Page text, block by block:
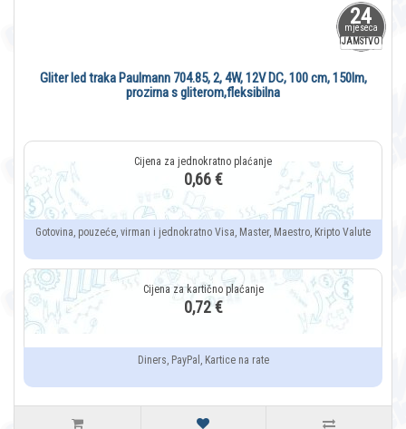
24
mjeseca
JAMSTVO
Gliter led traka Paulmann 704.85, 2, 4W, 12V DC, 100 cm, 150lm,
prozirna s gliterom,fleksibilna
0,66 €
Gotovina, pouzeće, virman i jednokratno Visa, Master, Maestro, Kripto Valute
0,72 €
Diners, PayPal, Kartice na rate